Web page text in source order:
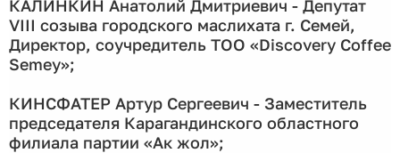
КАЛИНКИН Анатолий Дмитриевич - Депутат
VIII созыва городского маслихата г. Семей,
Директор, соучредитель ТОО «Discovery Coffee
Semey»;
КИНСФАТЕР Артур Сергеевич - Заместитель
председателя Карагандинского областного
филиала партии «Ак жол»;